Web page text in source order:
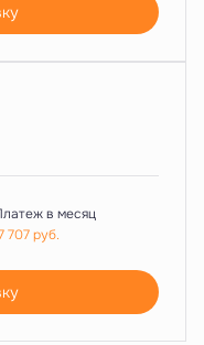
в месяц
707руб.